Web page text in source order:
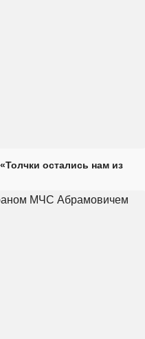
остались нам из